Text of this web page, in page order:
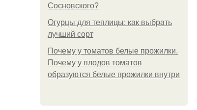
Сосновского?
Огурцы для теплицы: как выбрать
лучший сорт
Почему у томатов белые прожилки.
Почему у плодов томатов
образуются белые прожилки внутри